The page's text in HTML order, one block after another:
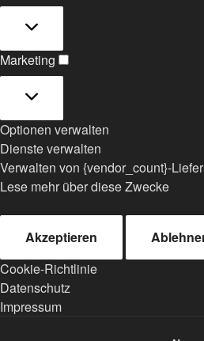
Marketing
Optionen verwalten
Dienste verwalten
Verwalten von {vendor_count}-
Lese mehr über diese Zwecke
Akzeptieren
Cookie-Richtlinie
Datenschutz
Impressum